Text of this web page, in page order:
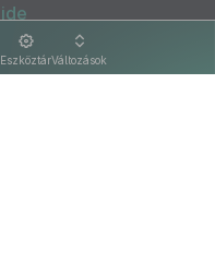
EszköztárVáltozások
ide